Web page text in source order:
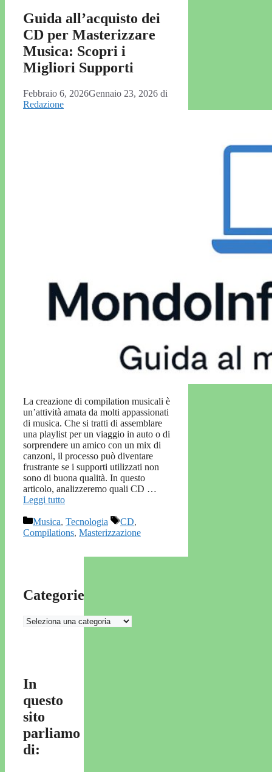
Guida all’acquisto dei
CD per Masterizzare
Musica: Scopri i
Migliori Supporti
Febbraio 6, 2026Gennaio 23, 2026 di
Redazione
La creazione di compilation musicali è
un’attività amata da molti appassionati
di musica. Che si tratti di assemblare
una playlist per un viaggio in auto o di
sorprendere un amico con un mix di
canzoni, il processo può diventare
frustrante se i supporti utilizzati non
sono di buona qualità. In questo
articolo, analizzeremo quali CD …
Leggi tutto
Categorie
Musica, Tecnologia Tag
CD,
Compilations, Masterizzazione
Categorie
Categorie
In
questo
sito
parliamo
di: